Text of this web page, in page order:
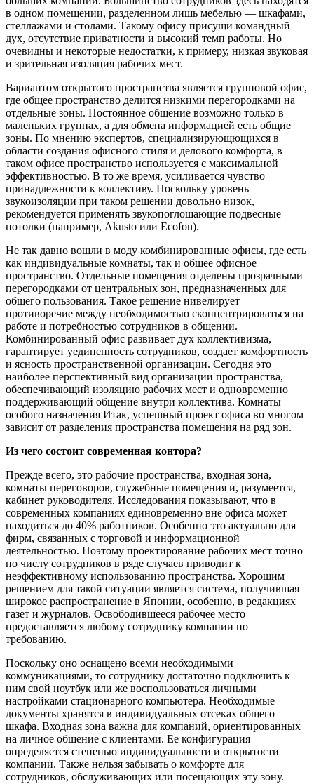
в одном помещении, разделенном лишь мебелью — шкафами,
стеллажами и столами. Такому офису присущи командный
дух, отсутствие приватности и высокий темп работы. Но
очевидны и некоторые недостатки, к примеру, низкая звуковая
и зрительная изоляция рабочих мест.
Вариантом открытого пространства является групповой офис,
где общее пространство делится низкими перегородками на
отдельные зоны. Постоянное общение возможно только в
маленьких группах, а для обмена информацией есть общие
зоны. По мнению экспертов, специализирующющихся в
области создания офисного стиля и делового комфорта, в
таком офисе пространство используется с максимальной
эффективностью. В то же время, усиливается чувство
принадлежности к коллективу. Поскольку уровень
звукоизоляции при таком решении довольно низок,
рекомендуется применять звукопоглощающие подвесные
потолки (например, Akusto или Ecofon).
Не так давно вошли в моду комбинированные офисы, где есть
как индивидуальные комнаты, так и общее офисное
пространство. Отдельные помещения отделены прозрачными
перегородками от центральных зон, предназначенных для
общего пользования. Такое решение нивелирует
противоречие между необходимостью сконцентрироваться на
работе и потребностью сотрудников в общении.
Комбинированный офис развивает дух коллективизма,
гарантирует уединенность сотрудников, создает комфортность
и ясность пространственной организации. Сегодня это
наиболее перспективный вид организации пространства,
обеспечивающий изоляцию рабочих мест и одновременно
поддерживающий общение внутри коллектива. Комнаты
особого назначения Итак, успешный проект офиса во многом
зависит от разделения пространства помещения на ряд зон.
Из чего состоит современная контора?
Прежде всего, это рабочие пространства, входная зона,
комнаты переговоров, служебные помещения и, разумеется,
кабинет руководителя. Исследования показывают, что в
современных компаниях единовременно вне офиса может
находиться до 40% работников. Особенно это актуально для
фирм, связанных с торговой и информационной
деятельностью. Поэтому проектирование рабочих мест точно
по числу сотрудников в ряде случаев приводит к
неэффективному использованию пространства. Хорошим
решением для такой ситуации является система, получившая
широкое распространение в Японии, особенно, в редакциях
газет и журналов. Освободившееся рабочее место
предоставляется любому сотруднику компании по
требованию.
Поскольку оно оснащено всеми необходимыми
коммуникациями, то сотруднику достаточно подключить к
ним свой ноутбук или же воспользоваться личными
настройками стационарного компьютера. Необходимые
документы хранятся в индивидуальных отсеках общего
шкафа. Входная зона важна для компаний, ориентированных
на личное общение с клиентами. Ее конфигурация
определяется степенью индивидуальности и открытости
компании. Также нельзя забывать о комфорте для
сотрудников, обслуживающих или посещающих эту зону.